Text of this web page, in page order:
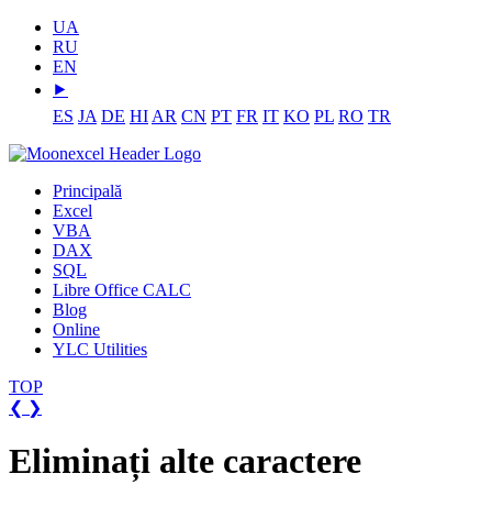
UA
RU
EN
⯈
ES JA DE HI AR CN PT FR IT KO PL RO TR
Principală
Excel
VBA
DAX
SQL
Libre Office CALC
Blog
Online
YLC Utilities
TOP
❮ ❯
Eliminați alte caractere